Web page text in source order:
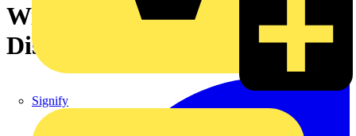
Signify
Wiser Raumthermostat mit
Display